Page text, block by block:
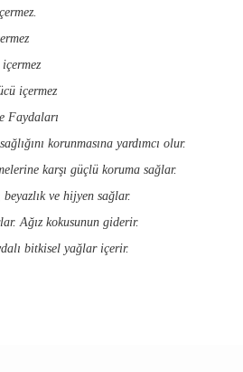
içermez
Faydaları
korunmasına yardımcı olur.
karşı güçlü koruma sağlar.
ve hijyen sağlar.
Ağız kokusunun giderir.
bitkisel yağlar içerir.